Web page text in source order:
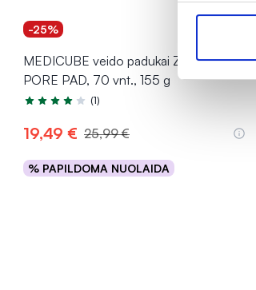
-25%
MEDICUBE veido padukai ZERO
PORE PAD, 70 vnt., 155 g
Įvertinimas 4.0 iš 5
(1)
19,49 € 25,99 €
% PAPILDOMA NUOLAIDA
Į krepšelį